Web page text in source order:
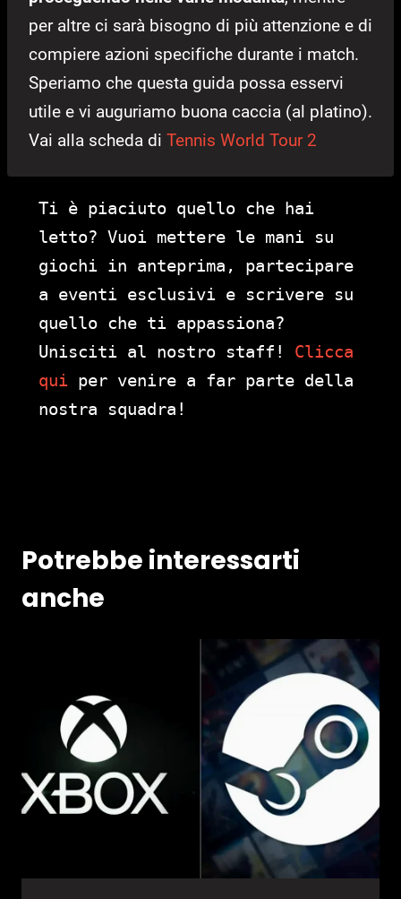
per altre ci sarà bisogno di più attenzione e di
compiere azioni specifiche durante i match.
Speriamo che questa guida possa esservi
utile e vi auguriamo buona caccia (al platino).
Vai alla scheda di Tennis World Tour 2
Ti è piaciuto quello che hai
letto? Vuoi mettere le mani su
giochi in anteprima, partecipare
a eventi esclusivi e scrivere su
quello che ti appassiona?
Unisciti al nostro staff! Clicca
qui per venire a far parte della
nostra squadra!
Potrebbe interessarti
anche